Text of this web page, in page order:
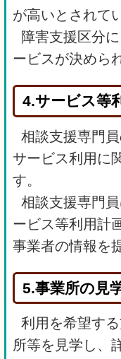
が高いとされて
障害支援区分
ービスが決めら
4.サービス等
相談支援専門
サービス利用に
す。
相談支援専門
ービス等利用計
事業者の情報を
5.事業所の見
利用を希望す
所等を見学し、